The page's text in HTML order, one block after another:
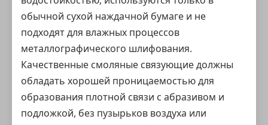
обычной сухой наждачной бумаге и не
подходят для влажных процессов
металлографического шлифования.
Качественные смоляные связующие должны
обладать хорошей проницаемостью для
образования плотной связи с абразивом и
подложкой, без пузырьков воздуха или